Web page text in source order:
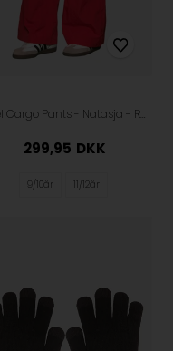
D-xel Cargo Pants - Natasja - Red
299,95 DKK
9/10år 11/12år